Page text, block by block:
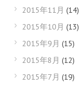
2015年11月 (14)
2015年10月 (13)
2015年9月 (15)
2015年8月 (12)
2015年7月 (19)